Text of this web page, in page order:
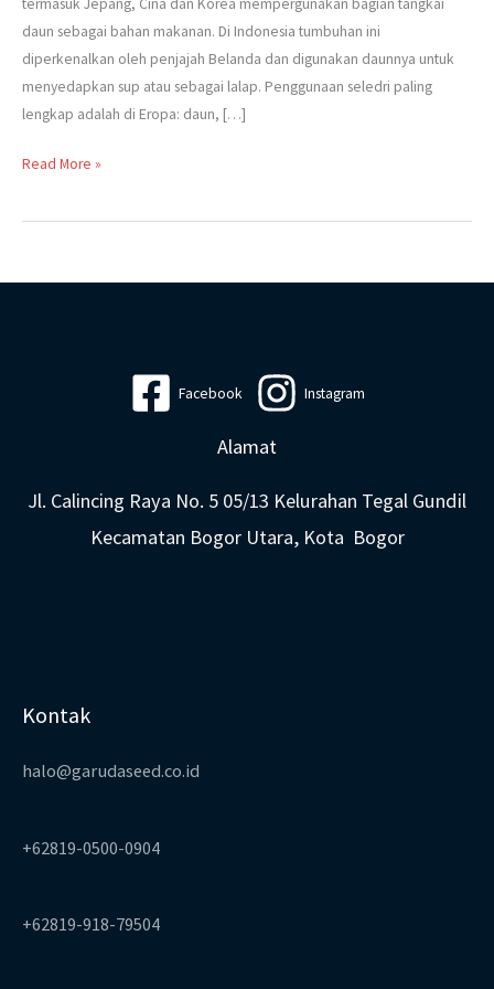
daun sebagai bahan makanan. Di Indonesia tumbuhan ini
diperkenalkan oleh penjajah Belanda dan digunakan daunnya untuk
menyedapkan sup atau sebagai lalap. Penggunaan seledri paling
lengkap adalah di Eropa: daun, […]
Read More »
Facebook Instagram
Alamat
Jl. Calincing Raya No. 5 05/13 Kelurahan Tegal Gundil
Kecamatan Bogor Utara, Kota Bogor
Kontak
halo@garudaseed.co.id
+62819-0500-0904
+62819-918-79504